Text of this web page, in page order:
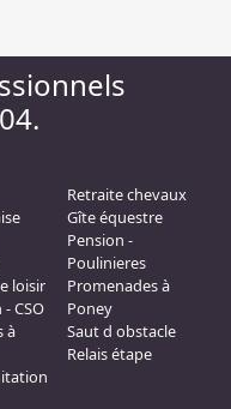
loisir
CSO
à
Retraite chevaux
Gîte équestre
Pension -
Poulinieres
Promenades à
Poney
Saut d obstacle
Relais étape